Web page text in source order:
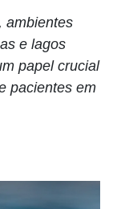
ambientes
e lagos
papel crucial
pacientes em